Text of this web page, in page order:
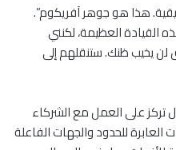
هذا هو جوهر آفريكوم”.
القيادة العظيمة، لكنني
لن يخيب ظنك. ستنقلهم إلى
تركز على العمل مع الشركاء
العابرة للحدود والجهات الفاعلة